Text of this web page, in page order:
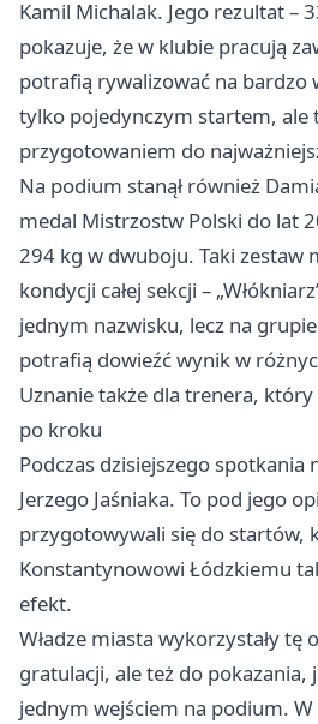
Kamil Michalak. Jego rezultat –
pokazuje, że w klubie pracują
potrafią rywalizować na bardzo
tylko pojedynczym startem, ale
przygotowaniem do
Na podium stanął również
medal Mistrzostw Polski do lat
294 kg w dwuboju. Taki zestaw
kondycji całej sekcji –
jednym nazwisku, lecz na
potrafią dowieźć wynik w
Uznanie także dla trenera, który
po kroku
Podczas dzisiejszego spotkania
Jerzego Jaśniaka. To pod jego
przygotowywali się do startów,
Konstantynowowi Łódzkiemu
efekt.
Władze miasta wykorzystały tę
gratulacji, ale też do pokazania,
jednym wejściem na podium. W